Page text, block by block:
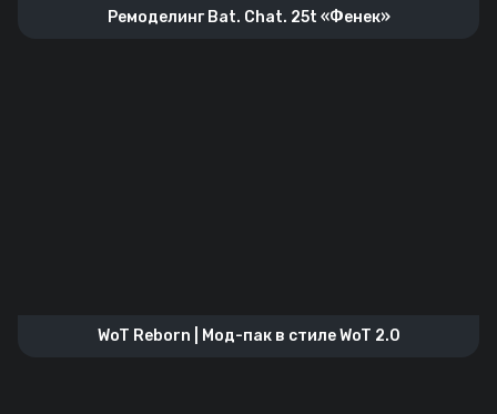
Ремоделинг Bat. Chat. 25t «Фенек»
WoT Reborn | Мод-пак в стиле WoT 2.0